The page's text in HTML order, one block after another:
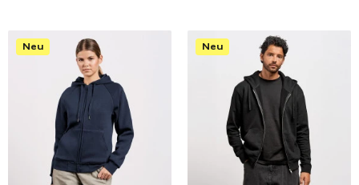
Neu Neu